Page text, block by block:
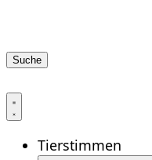
Suche
Tierstimmen